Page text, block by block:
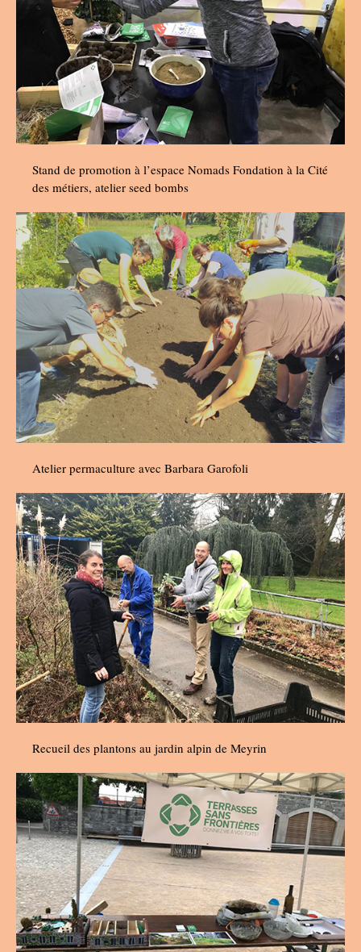
Stand de promotion à l’espace Nomads Fondation à la Cité
des métiers, atelier seed bombs
Atelier permaculture avec Barbara Garofoli
Recueil des plantons au jardin alpin de Meyrin